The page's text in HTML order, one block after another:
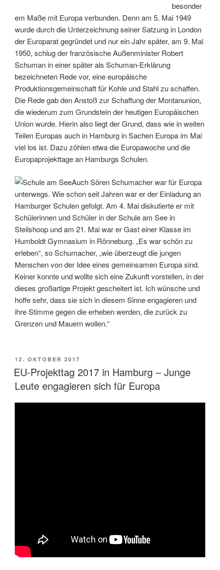
besonder
em Maße mit Europa verbunden. Denn am 5. Mai 1949
wurde durch die Unterzeichnung seiner Satzung in London
der Europarat gegründet und nur ein Jahr später, am 9. Mai
1950, schlug der französische Außenminister Robert
Schuman in einer später als Schuman-Erklärung
bezeichneten Rede vor, eine europäische
Produktionsgemeinschaft für Kohle und Stahl zu schaffen.
Die Rede gab den Anstoß zur Schaffung der Montanunion,
die wiederum zum Grundstein der heutigen Europäischen
Union wurde. Hierin also liegt der Grund, dass wie in weiten
Teilen Europas auch in Hamburg in Sachen Europa im Mai
viel los ist. Dazu zöhlen etwa die Europawoche und die
Europaprojekttage an Hamburgs Schulen.
Auch Sören Schumacher war für Europa
unterwegs. Wie schon seit Jahren war er der Einladung an
Hamburger Schulen gefolgt. Am 4. Mai diskutierte er mit
Schülerinnen und Schüler in der Schule am See in
Steilshoop und am 21. Mai war er Gast einer Klasse im
Humboldt Gymnasium in Rönneburg. „Es war schön zu
erleben“, so Schumacher, „wie überzeugt die jungen
Menschen von der Idee eines gemeinsamen Europa sind.
Keiner konnte und wollte sich eine Zukunft vorstellen, in der
dieses großartige Projekt gescheitert ist. Ich wünsche und
hoffe sehr, dass sie sich in diesem Sinne engagieren und
ihre Stimme gegen die erheben werden, die zurück zu
Grenzen und Mauern wollen.“
VERÖFFENTLICHT
AM
12. OKTOBER 2017
EU-Projekttag 2017 in Hamburg – Junge
Leute engagieren sich für Europa